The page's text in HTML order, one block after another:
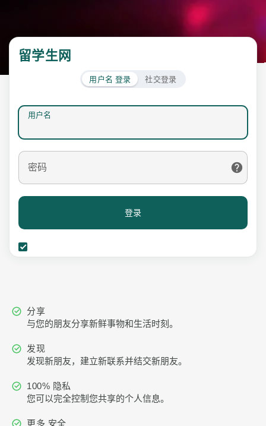
留学生网
用户名 登录 社交登录
用户名
密码
登录
分享
与您的朋友分享新鲜事物和生活时刻。
发现
发现新朋友，建立新联系并结交新朋友。
100% 隐私
您可以完全控制您共享的个人信息。
更多 安全